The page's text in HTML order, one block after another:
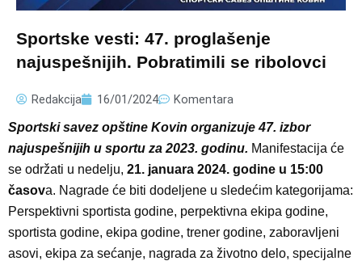
Sportske vesti: 47. proglašenje
najuspešnijih. Pobratimili se ribolovci
Redakcija 16/01/2024 Komentara
Sportski savez opštine Kovin organizuje 47. izbor
najuspešnijih u sportu za 2023. godinu. Manifestacija će
se održati u nedelju, 21. januara 2024. godine u 15:00
časova. Nagrade će biti dodeljene u sledećim kategorijama:
Perspektivni sportista godine, perpektivna ekipa godine,
sportista godine, ekipa godine, trener godine, zaboravljeni
asovi, ekipa za sećanje, nagrada za životno delo, specijalne